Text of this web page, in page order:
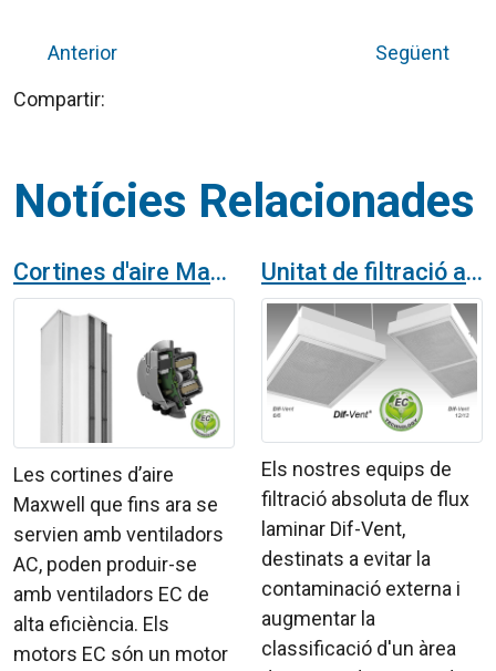
Anterior
Següent
Compartir:
Notícies Relacionades
Cortines d'aire Maxwell amb ventiladors EC
Les cortines d’aire
Maxwell que fins ara se
servien amb ventiladors
AC, poden produir-se
amb ventiladors EC de
alta eficiència. Els
motors EC són un motor
Unitat de filtració amb ventilador Dif-Vent EC
Els nostres equips de
filtració absoluta de flux
laminar Dif-Vent,
destinats a evitar la
contaminació externa i
augmentar la
classificació d'un àrea